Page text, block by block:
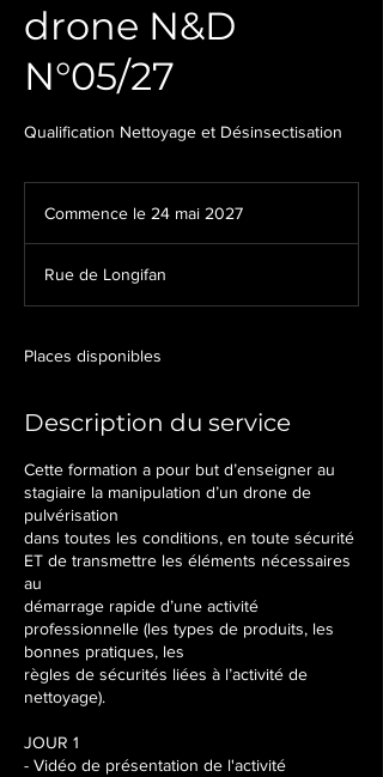
drone N&D
N°05/27
Qualification Nettoyage et Désinsectisation
Commence le 24 mai 2027
e
e
4
m
i
2
2
7
Rue de Longifan
Places disponibles
Description du service
Cette formation a pour but d’enseigner au
stagiaire la manipulation d’un drone de
pulvérisation
dans toutes les conditions, en toute sécurité
ET de transmettre les éléments nécessaires
au
démarrage rapide d’une activité
professionnelle (les types de produits, les
bonnes pratiques, les
règles de sécurités liées à l’activité de
nettoyage).
JOUR 1
- Vidéo de présentation de l'activité